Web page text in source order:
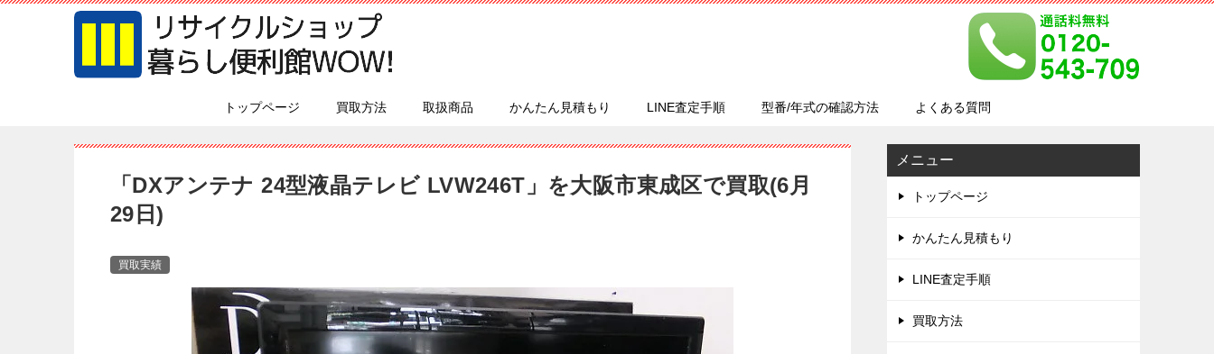
トップページ 買取方法 取扱商品 かんたん見積もり LINE査定手順 型番/年式の確認方法 よくある質問
「DXアンテナ 24型液晶テレビ LVW246T」を大阪市東成区で買取(6月
29日)
買取実績
メニュー
トップページ
かんたん見積もり
LINE査定手順
買取方法